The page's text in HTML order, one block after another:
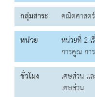
กลุ่มสาระ
คณิตศาสตร์
หน่วย
หน่วยที่ 2 เ
การคูณ กา
ชั่วโมง
เศษส่วน แ
เศษส่วน